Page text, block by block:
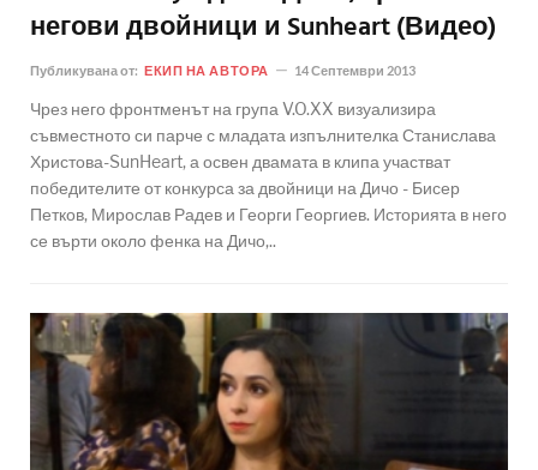
негови двойници и Sunheart (Видео)
Публикувана от: ЕКИП НА АВТОРА 14 Септември 2013
Чрез него фронтменът на група V.O.XX визуализира
съвместното си парче с младата изпълнителка Станислава
Христова-SunHeart, а освен двамата в клипа участват
победителите от конкурса за двойници на Дичо - Бисер
Петков, Мирослав Радев и Георги Георгиев. Историята в него
се върти около фенка на Дичо,..